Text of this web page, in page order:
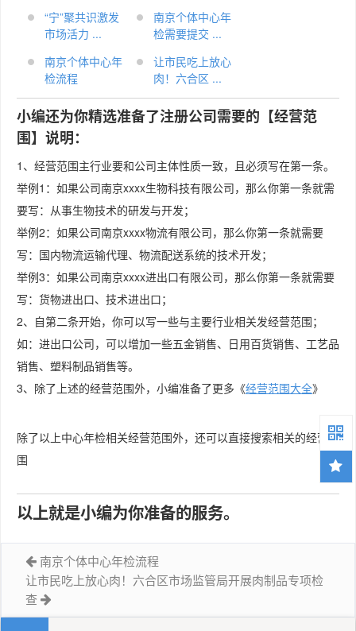
“宁”聚共识激发
市场活力 ...
南京个体中心年
检需要提交 ...
南京个体中心年
检流程
让市民吃上放心
肉！六合区 ...
小编还为你精选准备了注册公司需要的【经营范
围】说明：
1、经营范围主行业要和公司主体性质一致，且必须写在第一条。
举例1：如果公司南京xxxx生物科技有限公司，那么你第一条就需
要写：从事生物技术的研发与开发；
举例2：如果公司南京xxxx物流有限公司，那么你第一条就需要
写：国内物流运输代理、物流配送系统的技术开发；
举例3：如果公司南京xxxx进出口有限公司，那么你第一条就需要
写：货物进出口、技术进出口；
2、自第二条开始，你可以写一些与主要行业相关发经营范围；
如：进出口公司，可以增加一些五金销售、日用百货销售、工艺品
销售、塑料制品销售等。
3、除了上述的经营范围外，小编准备了更多《经营范围大全》
除了以上中心年检相关经营范围外，还可以直接搜索相关的经营范
围
以上就是小编为你准备的服务。
南京个体中心年检流程
让市民吃上放心肉！六合区市场监管局开展肉制品专项检
查